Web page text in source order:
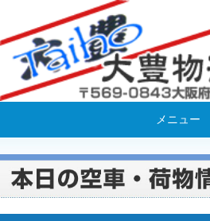
メニュー